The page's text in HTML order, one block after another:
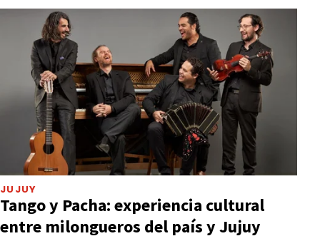
JUJUY
Tango y Pacha: experiencia cultural
entre milongueros del país y Jujuy